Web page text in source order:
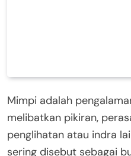
Mimpi adalah
melibatkan pikiran,
penglihatan atau indra
sering disebut sebagai